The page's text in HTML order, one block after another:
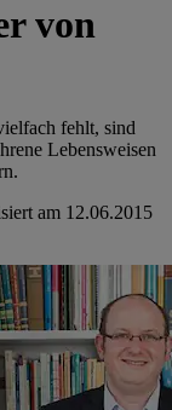
von
fehlt, sind
Lebensweisen
am 12.06.2015